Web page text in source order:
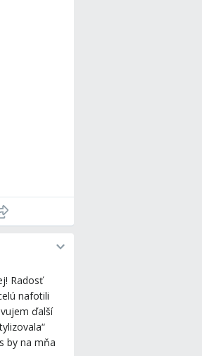
Radosť
nafotili
ďalší
by na mňa